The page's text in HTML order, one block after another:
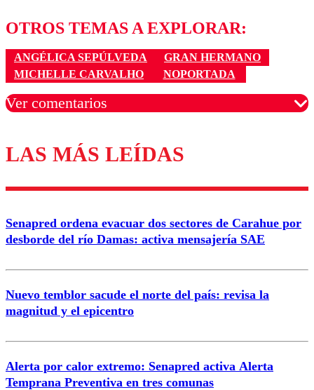
OTROS TEMAS A EXPLORAR:
ANGÉLICA SEPÚLVEDA
GRAN HERMANO
MICHELLE CARVALHO
NOPORTADA
Ver comentarios
Los comentarios son moderados para garantizar un
diálogo respetuoso.
Correo
LAS MÁS LEÍDAS
Senapred ordena evacuar dos sectores de Carahue por
desborde del río Damas: activa mensajería SAE
Nuevo temblor sacude el norte del país: revisa la
magnitud y el epicentro
Alerta por calor extremo: Senapred activa Alerta
Temprana Preventiva en tres comunas